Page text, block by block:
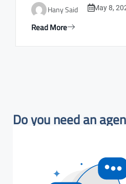
Hany Said May 8,
Read More
Do you need an